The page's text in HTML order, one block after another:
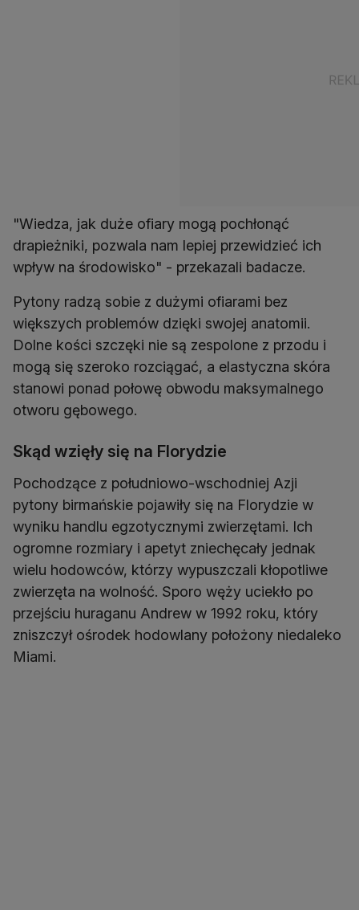
"Wiedza, jak duże ofiary mogą pochłonąć
drapieżniki, pozwala nam lepiej przewidzieć ich
wpływ na środowisko" - przekazali badacze.
Pytony radzą sobie z dużymi ofiarami bez
większych problemów dzięki swojej anatomii.
Dolne kości szczęki nie są zespolone z przodu i
mogą się szeroko rozciągać, a elastyczna skóra
stanowi ponad połowę obwodu maksymalnego
otworu gębowego.
Skąd wzięły się na Florydzie
Pochodzące z południowo-wschodniej Azji
pytony birmańskie pojawiły się na Florydzie w
wyniku handlu egzotycznymi zwierzętami. Ich
ogromne rozmiary i apetyt zniechęcały jednak
wielu hodowców, którzy wypuszczali kłopotliwe
zwierzęta na wolność. Sporo węży uciekło po
przejściu huraganu Andrew w 1992 roku, który
zniszczył ośrodek hodowlany położony niedaleko
Miami.